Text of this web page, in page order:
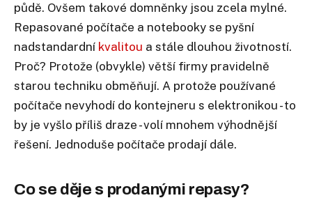
půdě. Ovšem takové domněnky jsou zcela mylné.
Repasované počítače a notebooky se pyšní
nadstandardní kvalitou a stále dlouhou životností.
Proč? Protože (obvykle) větší firmy pravidelně
starou techniku obměňují. A protože používané
počítače nevyhodí do kontejneru s elektronikou - to
by je vyšlo příliš draze - volí mnohem výhodnější
řešení. Jednoduše počítače prodají dále.
Co se děje s prodanými repasy?